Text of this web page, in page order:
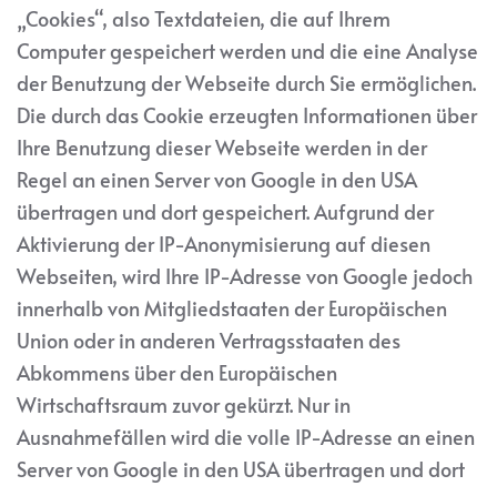
„Cookies“, also Textdateien, die auf Ihrem
Computer gespeichert werden und die eine Analyse
der Benutzung der Webseite durch Sie ermöglichen.
Die durch das Cookie erzeugten Informationen über
Ihre Benutzung dieser Webseite werden in der
Regel an einen Server von Google in den USA
übertragen und dort gespeichert. Aufgrund der
Aktivierung der IP-Anonymisierung auf diesen
Webseiten, wird Ihre IP-Adresse von Google jedoch
innerhalb von Mitgliedstaaten der Europäischen
Union oder in anderen Vertragsstaaten des
Abkommens über den Europäischen
Wirtschaftsraum zuvor gekürzt. Nur in
Ausnahmefällen wird die volle IP-Adresse an einen
Server von Google in den USA übertragen und dort